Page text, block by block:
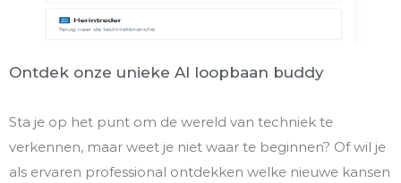
Ontdek onze unieke AI loopbaan buddy
Sta je op het punt om de wereld van techniek te
verkennen, maar weet je niet waar te beginnen? Of wil je
als ervaren professional ontdekken welke nieuwe kansen